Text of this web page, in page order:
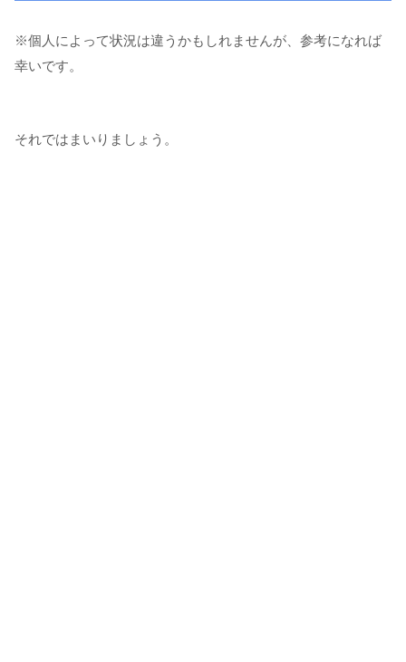
※個人によって状況は違うかもしれませんが、参考になれば
幸いです。
それではまいりましょう。